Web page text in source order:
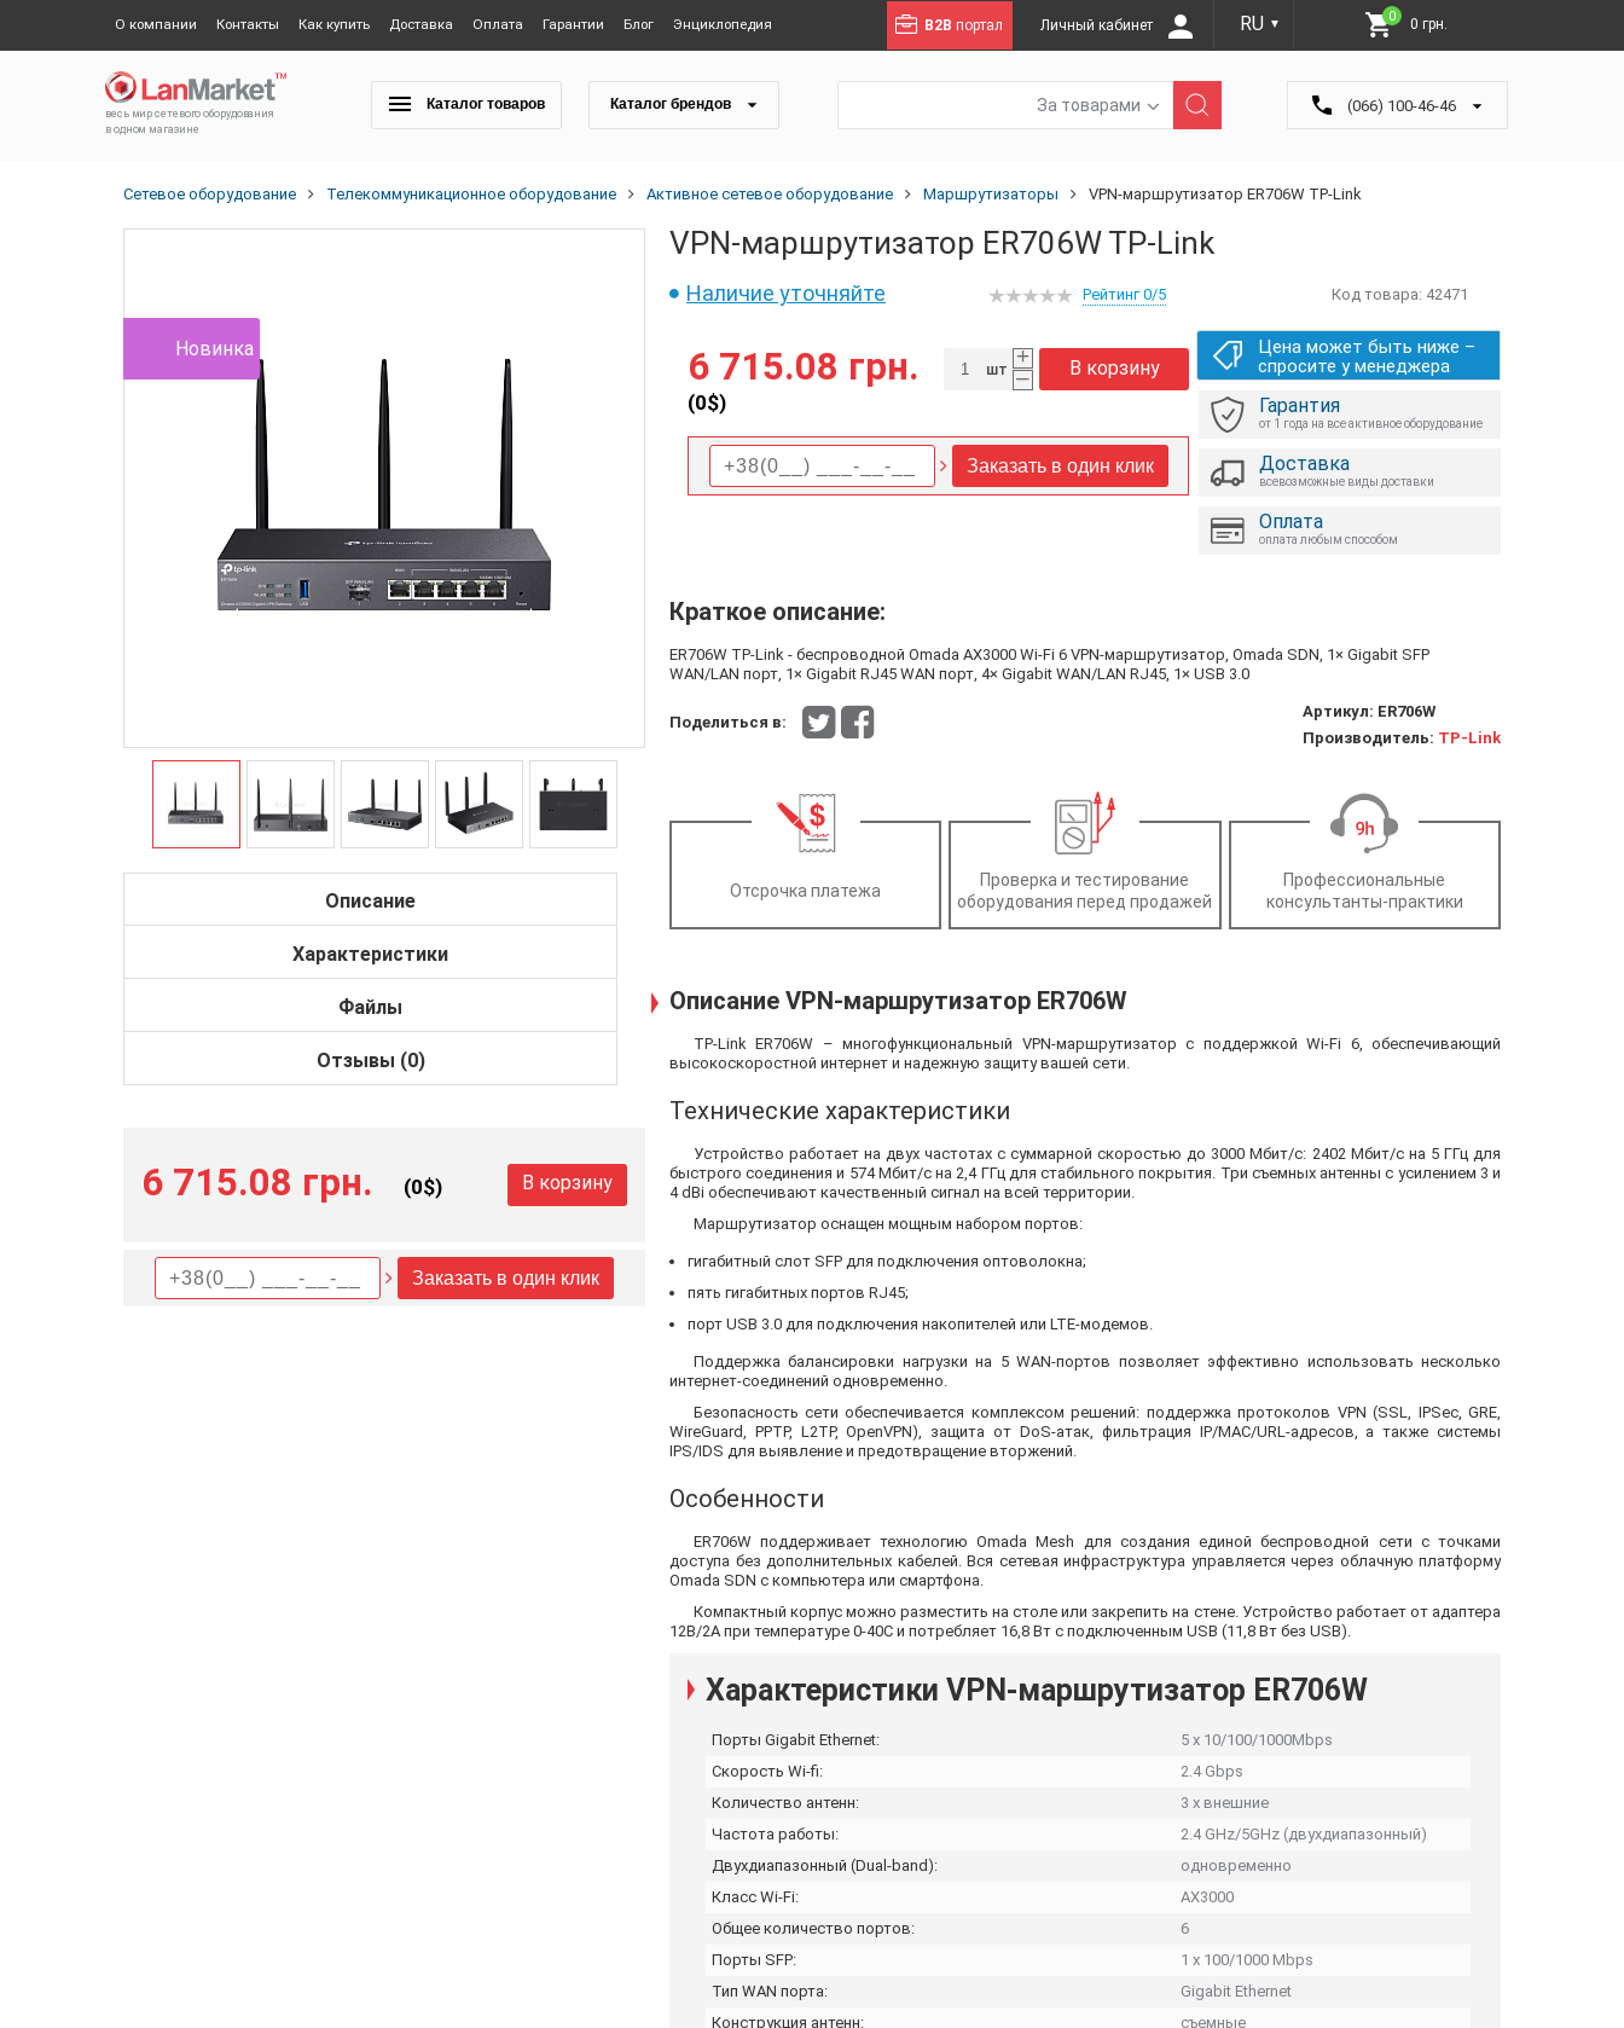
О компании Контакты Как купить Доставка Оплата Гарантии Блог Энциклопедия B2B портал Личный кабинет RU ▼
0 0 грн.
весь мир сетевого оборудования
в одном магазине
Каталог товаров Каталог брендов За товарами (066) 100-46-46
Сетевое оборудование Телекоммуникационное оборудование Активное сетевое оборудование Маршрутизаторы VPN-маршрутизатор ER706W TP-Link
Новинка
Описание
Характеристики
Файлы
Отзывы (0)
6 715.08 грн. (0$) В корзину
Заказать в один клик
VPN-маршрутизатор ER706W TP-Link
Наличие уточняйте Код товара: 42471
Рейтинг 0/5
6 715.08 грн.
(0$)
+
–
В корзину
шт
Заказать в один клик
Цена может быть ниже –
спросите у менеджера
Гарантия
от 1 года на все активное оборудование
Доставка
всевозможные виды доставки
Оплата
оплата любым способом
Краткое описание:
ER706W TP-Link - беспроводной Omada AX3000 Wi-Fi 6 VPN-маршрутизатор, Omada SDN, 1× Gigabit SFP
WAN/LAN порт, 1× Gigabit RJ45 WAN порт, 4× Gigabit WAN/LAN RJ45, 1× USB 3.0
Артикул: ER706W
Производитель: TP-Link
Поделиться в:
Отсрочка платежа
Проверка и тестирование
оборудования перед продажей
Профессиональные
консультанты-практики
Описание VPN-маршрутизатор ER706W
TP-Link ER706W – многофункциональный VPN-маршрутизатор с поддержкой Wi-Fi 6, обеспечивающий
высокоскоростной интернет и надежную защиту вашей сети.
Технические характеристики
Устройство работает на двух частотах с суммарной скоростью до 3000 Мбит/с: 2402 Мбит/с на 5 ГГц для
быстрого соединения и 574 Мбит/с на 2,4 ГГц для стабильного покрытия. Три съемных антенны с усилением 3 и
4 dBi обеспечивают качественный сигнал на всей территории.
Маршрутизатор оснащен мощным набором портов:
гигабитный слот SFP для подключения оптоволокна;
пять гигабитных портов RJ45;
порт USB 3.0 для подключения накопителей или LTE-модемов.
Поддержка балансировки нагрузки на 5 WAN-портов позволяет эффективно использовать несколько
интернет-соединений одновременно.
Безопасность сети обеспечивается комплексом решений: поддержка протоколов VPN (SSL, IPSec, GRE,
WireGuard, PPTP, L2TP, OpenVPN), защита от DoS-атак, фильтрация IP/MAC/URL-адресов, а также системы
IPS/IDS для выявление и предотвращение вторжений.
Особенности
ER706W поддерживает технологию Omada Mesh для создания единой беспроводной сети с точками
доступа без дополнительных кабелей. Вся сетевая инфраструктура управляется через облачную платформу
Omada SDN с компьютера или смартфона.
Компактный корпус можно разместить на столе или закрепить на стене. Устройство работает от адаптера
12В/2А при температуре 0-40C и потребляет 16,8 Вт с подключенным USB (11,8 Вт без USB).
Характеристики VPN-маршрутизатор ER706W
Порты Gigabit Ethernet:
5 x 10/100/1000Mbps
Скорость Wi-fi:
2.4 Gbps
Количество антенн:
3 х внешние
Частота работы:
2.4 GHz/5GHz (двухдиапазонный)
Двухдиапазонный (Dual-band):
одновременно
Класс Wi-Fi:
AX3000
Общее количество портов:
6
Порты SFP:
1 x 100/1000 Mbps
Тип WAN порта:
Gigabit Ethernet
Конструкция антенн:
съемные